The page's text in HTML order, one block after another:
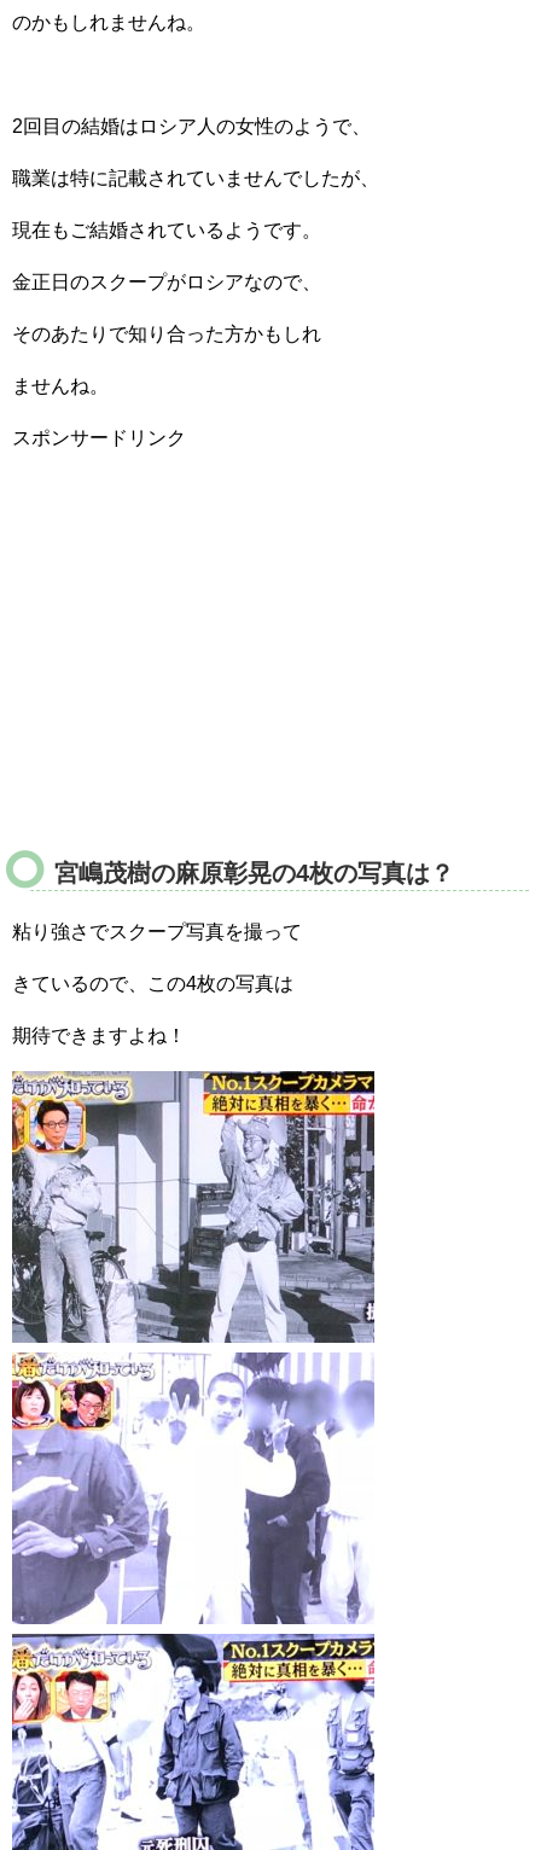
のかもしれませんね。
2回目の結婚はロシア人の女性のようで、
職業は特に記載されていませんでしたが、
現在もご結婚されているようです。
金正日のスクープがロシアなので、
そのあたりで知り合った方かもしれ
ませんね。
スポンサードリンク
宮嶋茂樹の麻原彰晃の4枚の写真は？
粘り強さでスクープ写真を撮って
きているので、この4枚の写真は
期待できますよね！